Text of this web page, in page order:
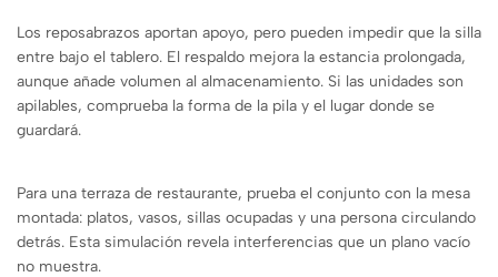
Los reposabrazos aportan apoyo, pero pueden impedir que la silla
entre bajo el tablero. El respaldo mejora la estancia prolongada,
aunque añade volumen al almacenamiento. Si las unidades son
apilables, comprueba la forma de la pila y el lugar donde se
guardará.
Para una terraza de restaurante, prueba el conjunto con la mesa
montada: platos, vasos, sillas ocupadas y una persona circulando
detrás. Esta simulación revela interferencias que un plano vacío
no muestra.